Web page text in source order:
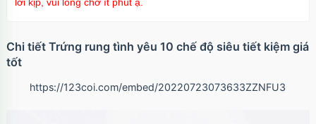
Chi tiết Trứng rung tình yêu 10 chế độ siêu tiết kiệm giá
tốt
https://123coi.com/embed/20220723073633ZZNFU3